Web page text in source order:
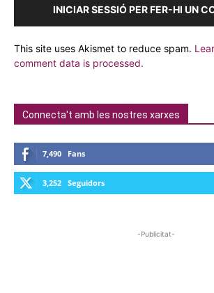
INICIAR SESSIÓ PER FER-HI UN
This site uses Akismet to reduce spam.
comment data is processed.
Connecta't amb les nostres xarxes
7,490 Fans
3,252 Seguidors
-Publicitat-